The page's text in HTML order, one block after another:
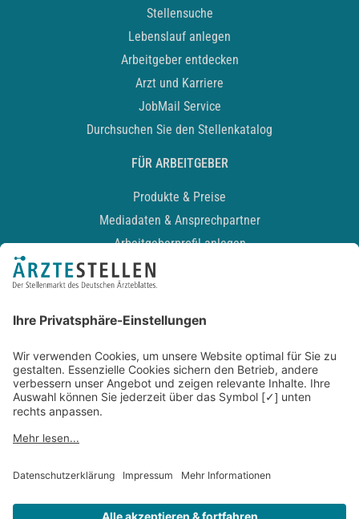
Stellensuche
Lebenslauf anlegen
Arbeitgeber entdecken
Arzt und Karriere
JobMail Service
Durchsuchen Sie den Stellenkatalog
FÜR ARBEITGEBER
Produkte & Preise
Mediadaten & Ansprechpartner
Arbeitgeberprofil anlegen
Recruiting-Podcast
Kontakt
Datenschutz
Newsletter